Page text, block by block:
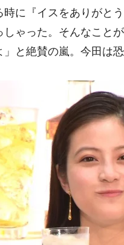
に『イスをありがと
しゃった。そんなこと
と絶賛の嵐。今田は